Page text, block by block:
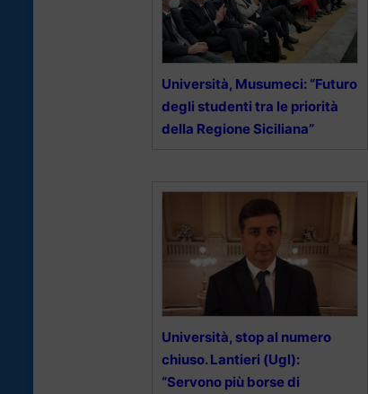
Università, Musumeci: “Futuro
degli studenti tra le priorità
della Regione Siciliana”
Università, stop al numero
chiuso. Lantieri (Ugl):
“Servono più borse di